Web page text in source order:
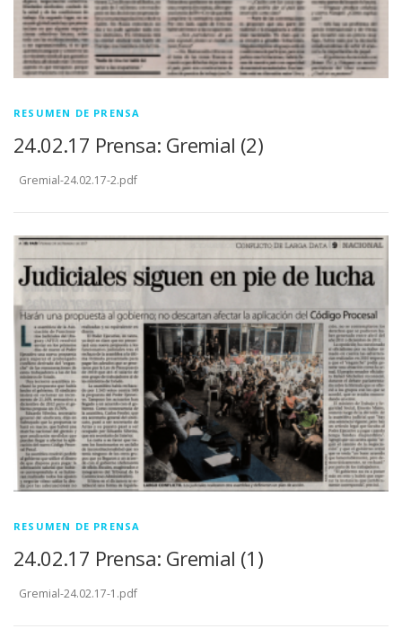
RESUMEN DE PRENSA
24.02.17 Prensa: Gremial (2)
Gremial-24.02.17-2.pdf
RESUMEN DE PRENSA
24.02.17 Prensa: Gremial (1)
Gremial-24.02.17-1.pdf